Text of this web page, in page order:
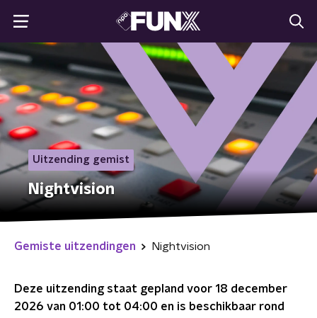
Uitzending gemist
Nightvision
Gemiste uitzendingen Nightvision
Deze uitzending staat gepland voor 18 december
2026 van 01:00 tot 04:00 en is beschikbaar rond